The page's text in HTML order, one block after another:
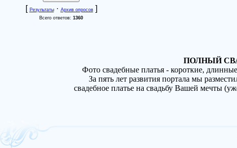
[ Результаты· Архив опросов]
Всего ответов: 1360
ПОЛНЫЙ
Фото свадебные платья - короткие,
За пять лет развития портала мы
свадебное платье на свадьбу Вашей мечты